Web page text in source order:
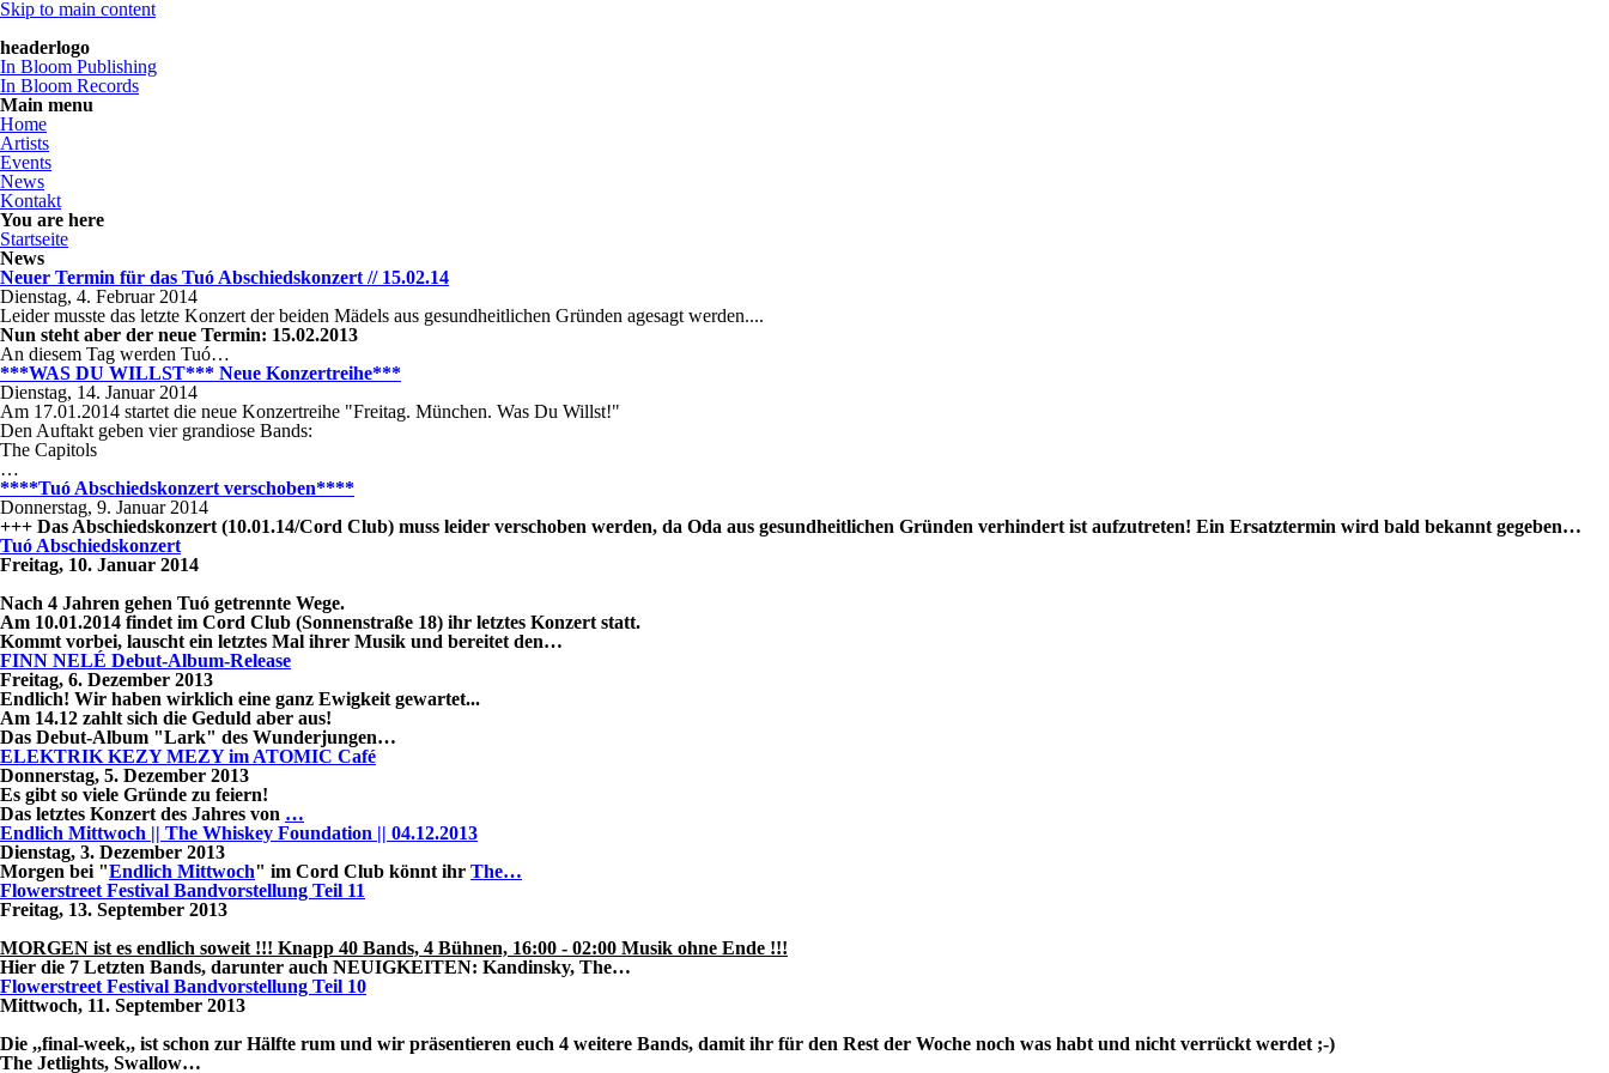
Skip to main content
headerlogo
In Bloom Publishing
In Bloom Records
Main menu
Home
Artists
Events
News
Kontakt
You are here
Startseite
News
Neuer Termin für das Tuó Abschiedskonzert // 15.02.14
Dienstag, 4. Februar 2014
Leider musste das letzte Konzert der beiden Mädels aus gesundheitlichen Gründen agesagt werden....
Nun steht aber der neue Termin: 15.02.2013
An diesem Tag werden Tuó…
***WAS DU WILLST*** Neue Konzertreihe***
Dienstag, 14. Januar 2014
Am 17.01.2014 startet die neue Konzertreihe "Freitag. München. Was Du Willst!"
Den Auftakt geben vier grandiose Bands:
The Capitols
…
****Tuó Abschiedskonzert verschoben****
Donnerstag, 9. Januar 2014
+++ Das Abschiedskonzert (10.01.14/Cord Club) muss leider verschoben werden, da Oda aus gesundheitlichen Gründen verhindert ist aufzutreten! Ein Ersatztermin wird bald bekannt gegeben…
Tuó Abschiedskonzert
Freitag, 10. Januar 2014
Nach 4 Jahren gehen Tuó getrennte Wege.
Am 10.01.2014 findet im Cord Club (Sonnenstraße 18) ihr letztes Konzert statt.
Kommt vorbei, lauscht ein letztes Mal ihrer Musik und bereitet den…
FINN NELÉ Debut-Album-Release
Freitag, 6. Dezember 2013
Endlich! Wir haben wirklich eine ganz Ewigkeit gewartet...
Am 14.12 zahlt sich die Geduld aber aus!
Das Debut-Album "Lark" des Wunderjungen…
ELEKTRIK KEZY MEZY im ATOMIC Café
Donnerstag, 5. Dezember 2013
Es gibt so viele Gründe zu feiern!
Das letztes Konzert des Jahres von …
Endlich Mittwoch || The Whiskey Foundation || 04.12.2013
Dienstag, 3. Dezember 2013
Morgen bei "Endlich Mittwoch" im Cord Club könnt ihr The…
Flowerstreet Festival Bandvorstellung Teil 11
Freitag, 13. September 2013
MORGEN ist es endlich soweit !!! Knapp 40 Bands, 4 Bühnen, 16:00 - 02:00 Musik ohne Ende !!!
Hier die 7 Letzten Bands, darunter auch NEUIGKEITEN: Kandinsky, The…
Flowerstreet Festival Bandvorstellung Teil 10
Mittwoch, 11. September 2013
Die ,,final-week,, ist schon zur Hälfte rum und wir präsentieren euch 4 weitere Bands, damit ihr für den Rest der Woche noch was habt und nicht verrückt werdet ;-)
The Jetlights, Swallow…